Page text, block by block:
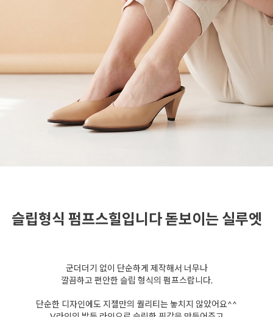
슬립형식 펌프스힐입니다 돋보이는 실루엣
군더더기 없이 단순하게 제작해서 너무나
깔끔하고 편안한 슬립 형식의 펌프스랍니다.
단순한 디자인에도 지젤만의 퀄리티는 놓치지 않았어요^^